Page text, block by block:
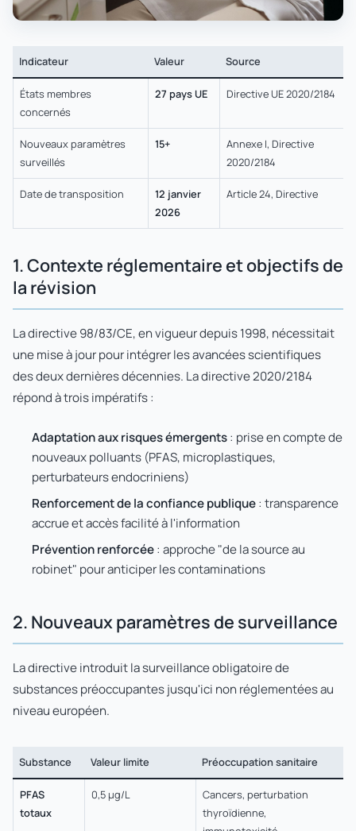
Indicateur Valeur Source
États membres
concernés
27 pays UE Directive UE 2020/2184
Nouveaux paramètres
surveillés
15+
Annexe I, Directive
2020/2184
Date de transposition
12 janvier
2026
Article 24, Directive
1. Contexte réglementaire et objectifs de
la révision
La directive 98/83/CE, en vigueur depuis 1998, nécessitait
une mise à jour pour intégrer les avancées scientifiques
des deux dernières décennies. La directive 2020/2184
répond à trois impératifs :
Adaptation aux risques émergents: prise en compte de
nouveaux polluants (PFAS, microplastiques,
perturbateurs endocriniens)
Renforcement de la confiance publique: transparence
accrue et accès facilité à l'information
Prévention renforcée: approche "de la source au
robinet" pour anticiper les contaminations
2. Nouveaux paramètres de surveillance
La directive introduit la surveillance obligatoire de
substances préoccupantes jusqu'ici non réglementées au
niveau européen.
Substance Valeur limite Préoccupation sanitaire
PFAS
totaux
0,5 µg/L
Cancers, perturbation
thyroïdienne,